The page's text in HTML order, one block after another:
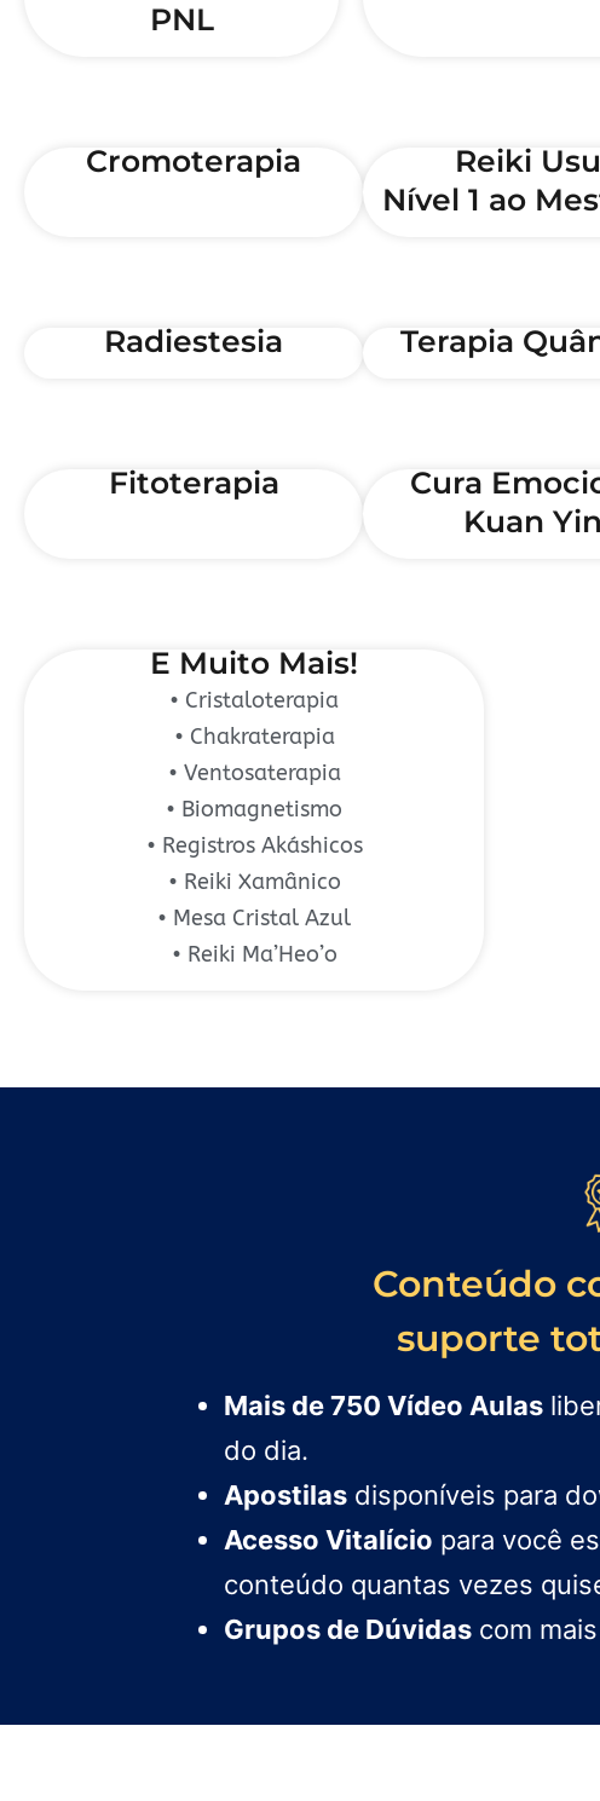
PNL
Cromoterapia
Reiki
Nível 1 ao
Radiestesia Terapia
Fitoterapia
Cura
Kuan Yin
E Muito Mais!
• Cristaloterapia
• Chakraterapia
• Ventosaterapia
• Biomagnetismo
• Registros Akáshicos
• Reiki Xamânico
• Mesa Cristal Azul
• Reiki Ma’Heo’o
Conteúdo
suporte
Mais de 750 Vídeo Aulas
do dia.
Apostilas disponíveis para
Acesso Vitalício para você
conteúdo quantas vezes
Grupos de Dúvidas com